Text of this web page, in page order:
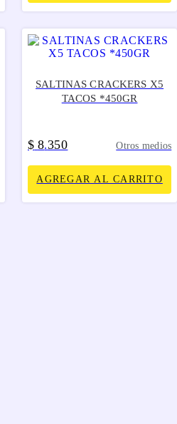
SALTINAS CRACKERS X5
TACOS *450GR
$ 8.350 Otros medios
AGREGAR AL CARRITO